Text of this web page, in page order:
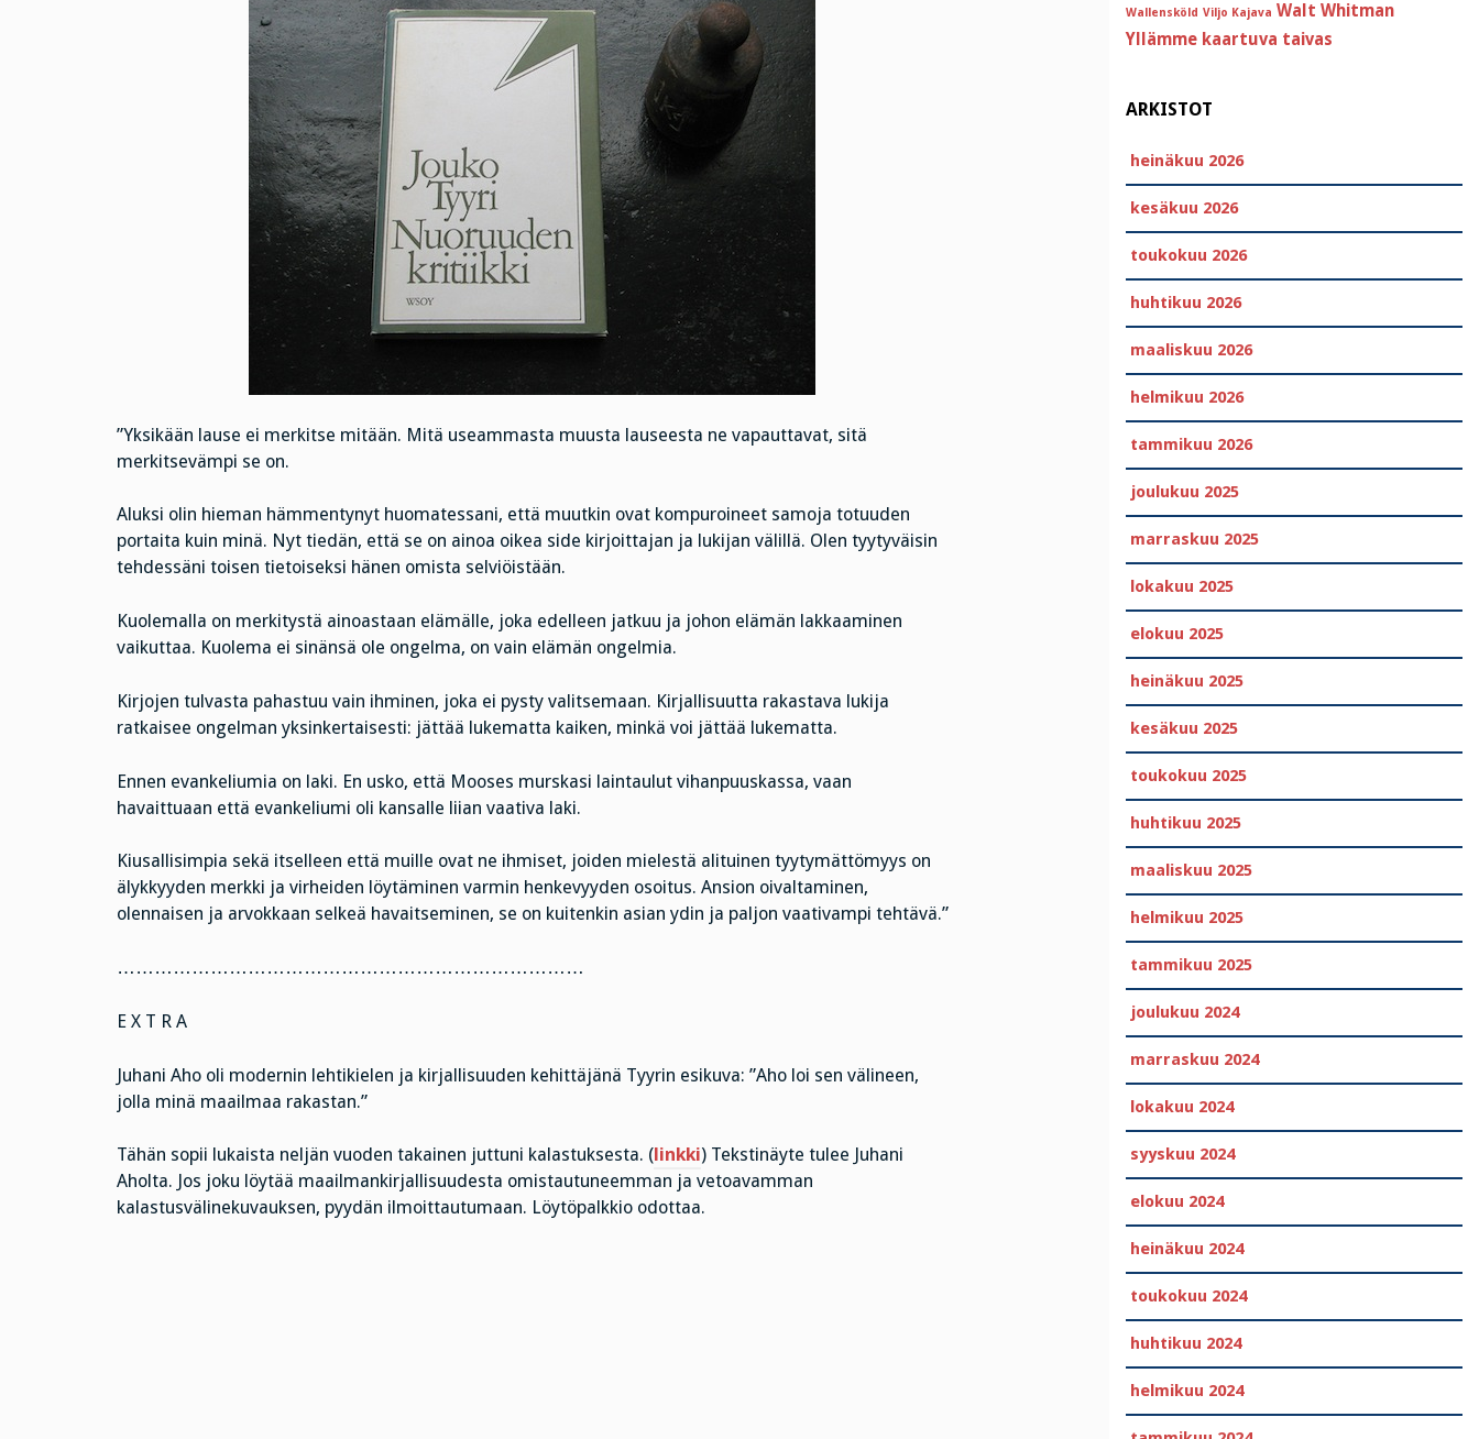
”Yksikään lause ei merkitse mitään. Mitä useammasta muusta lauseesta ne vapauttavat, sitä
merkitsevämpi se on.
Aluksi olin hieman hämmentynyt huomatessani, että muutkin ovat kompuroineet samoja totuuden
portaita kuin minä. Nyt tiedän, että se on ainoa oikea side kirjoittajan ja lukijan välillä. Olen tyytyväisin
tehdessäni toisen tietoiseksi hänen omista selviöistään.
Kuolemalla on merkitystä ainoastaan elämälle, joka edelleen jatkuu ja johon elämän lakkaaminen
vaikuttaa. Kuolema ei sinänsä ole ongelma, on vain elämän ongelmia.
Kirjojen tulvasta pahastuu vain ihminen, joka ei pysty valitsemaan. Kirjallisuutta rakastava lukija
ratkaisee ongelman yksinkertaisesti: jättää lukematta kaiken, minkä voi jättää lukematta.
Ennen evankeliumia on laki. En usko, että Mooses murskasi laintaulut vihanpuuskassa, vaan
havaittuaan että evankeliumi oli kansalle liian vaativa laki.
Kiusallisimpia sekä itselleen että muille ovat ne ihmiset, joiden mielestä alituinen tyytymättömyys on
älykkyyden merkki ja virheiden löytäminen varmin henkevyyden osoitus. Ansion oivaltaminen,
olennaisen ja arvokkaan selkeä havaitseminen, se on kuitenkin asian ydin ja paljon vaativampi tehtävä.”
…………………………………………………………………
E X T R A
Juhani Aho oli modernin lehtikielen ja kirjallisuuden kehittäjänä Tyyrin esikuva: ”Aho loi sen välineen,
jolla minä maailmaa rakastan.”
Tähän sopii lukaista neljän vuoden takainen juttuni kalastuksesta. (linkki) Tekstinäyte tulee Juhani
Aholta. Jos joku löytää maailmankirjallisuudesta omistautuneemman ja vetoavamman
kalastusvälinekuvauksen, pyydän ilmoittautumaan. Löytöpalkkio odottaa.
Wallensköld Viljo Kajava Walt Whitman
Yllämme kaartuva taivas
ARKISTOT
heinäkuu 2026
kesäkuu 2026
toukokuu 2026
huhtikuu 2026
maaliskuu 2026
helmikuu 2026
tammikuu 2026
joulukuu 2025
marraskuu 2025
lokakuu 2025
elokuu 2025
heinäkuu 2025
kesäkuu 2025
toukokuu 2025
huhtikuu 2025
maaliskuu 2025
helmikuu 2025
tammikuu 2025
joulukuu 2024
marraskuu 2024
lokakuu 2024
syyskuu 2024
elokuu 2024
heinäkuu 2024
toukokuu 2024
huhtikuu 2024
helmikuu 2024